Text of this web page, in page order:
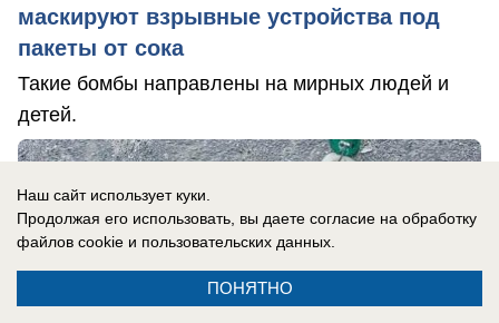
маскируют взрывные устройства под
пакеты от сока
Такие бомбы направлены на мирных людей и
детей.
Наш сайт использует куки.
Продолжая его использовать, вы даете согласие на обработку
файлов cookie и пользовательских данных.
ПОНЯТНО